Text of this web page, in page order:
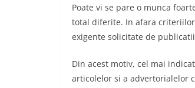
Poate vi se pare o munca
total diferite. In afara
exigente solicitate de
Din acest motiv, cel mai
articolelor si a advertorialelor